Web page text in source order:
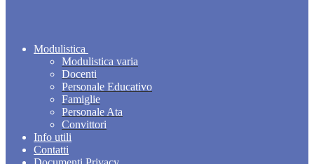
Modulistica
Modulistica varia
Docenti
Personale Educativo
Famiglie
Personale Ata
Convittori
Info utili
Contatti